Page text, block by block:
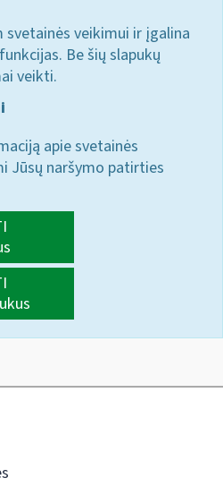
svetainės veikimui ir įgalina
Be šių slapukų
veikti.
apie svetainės
Jūsų naršymo patirties